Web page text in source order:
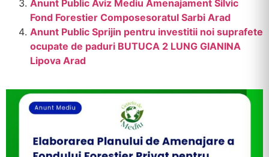
Anunt Public Aviz Mediu Amenajament Silvic
Fond Forestier Composesoratul Sarbi Arad
Anunt Public Sprijin pentru investitii noi suprafete
ocupate de paduri BUTUCA 2 LUNG GIANINA
Lipova Arad